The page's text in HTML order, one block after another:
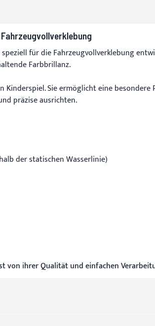
für die Fahrzeugvollverklebung
Farbbrillanz.
Sie ermöglicht eine
präzise ausrichten.
der statischen Wasserlinie)
von ihrer Qualität und einfachen